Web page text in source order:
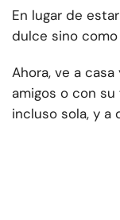
En lugar de
dulce sino
Ahora, ve a
amigos o con su
incluso sola, y a